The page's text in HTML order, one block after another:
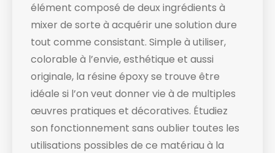
élément composé de deux ingrédients à
mixer de sorte à acquérir une solution dure
tout comme consistant. Simple à utiliser,
colorable à l’envie, esthétique et aussi
originale, la résine époxy se trouve être
idéale si l’on veut donner vie à de multiples
œuvres pratiques et décoratives. Étudiez
son fonctionnement sans oublier toutes les
utilisations possibles de ce matériau à la